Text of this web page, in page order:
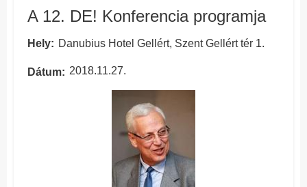
A 12. DE! Konferencia programja
Hely Danubius Hotel Gellért, Szent Gellért tér 1.
Dátum 2018.11.27.